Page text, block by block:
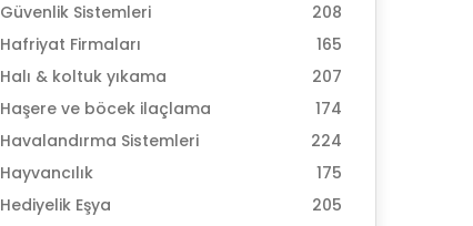
Güvenlik Sistemleri
208
Hafriyat Firmaları
165
Halı & koltuk yıkama
207
Haşere ve böcek ilaçlama
174
Havalandırma Sistemleri
224
Hayvancılık
175
Hediyelik Eşya
205